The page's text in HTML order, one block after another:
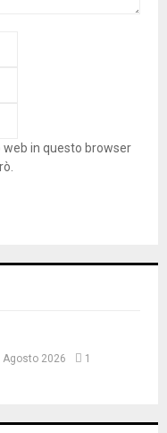
web in questo browser
Agosto 2026 1